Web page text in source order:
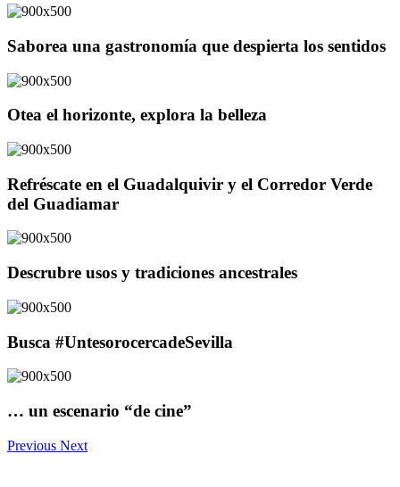
Saborea una gastronomía que despierta los sentidos
Otea el horizonte, explora la belleza
Refréscate en el Guadalquivir y el Corredor Verde
del Guadiamar
Descrubre usos y tradiciones ancestrales
Busca #UntesorocercadeSevilla
… un escenario “de cine”
Previous Next